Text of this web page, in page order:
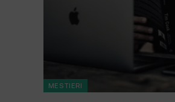
MESTIERI